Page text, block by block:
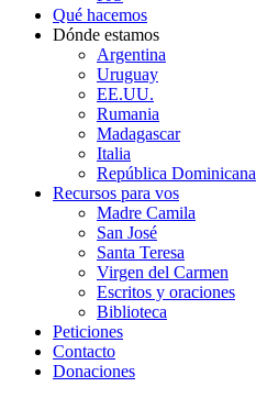
Qué hacemos
Dónde estamos
Argentina
Uruguay
EE.UU.
Rumania
Madagascar
Italia
República Dominicana
Recursos para vos
Madre Camila
San José
Santa Teresa
Virgen del Carmen
Escritos y oraciones
Biblioteca
Peticiones
Contacto
Donaciones